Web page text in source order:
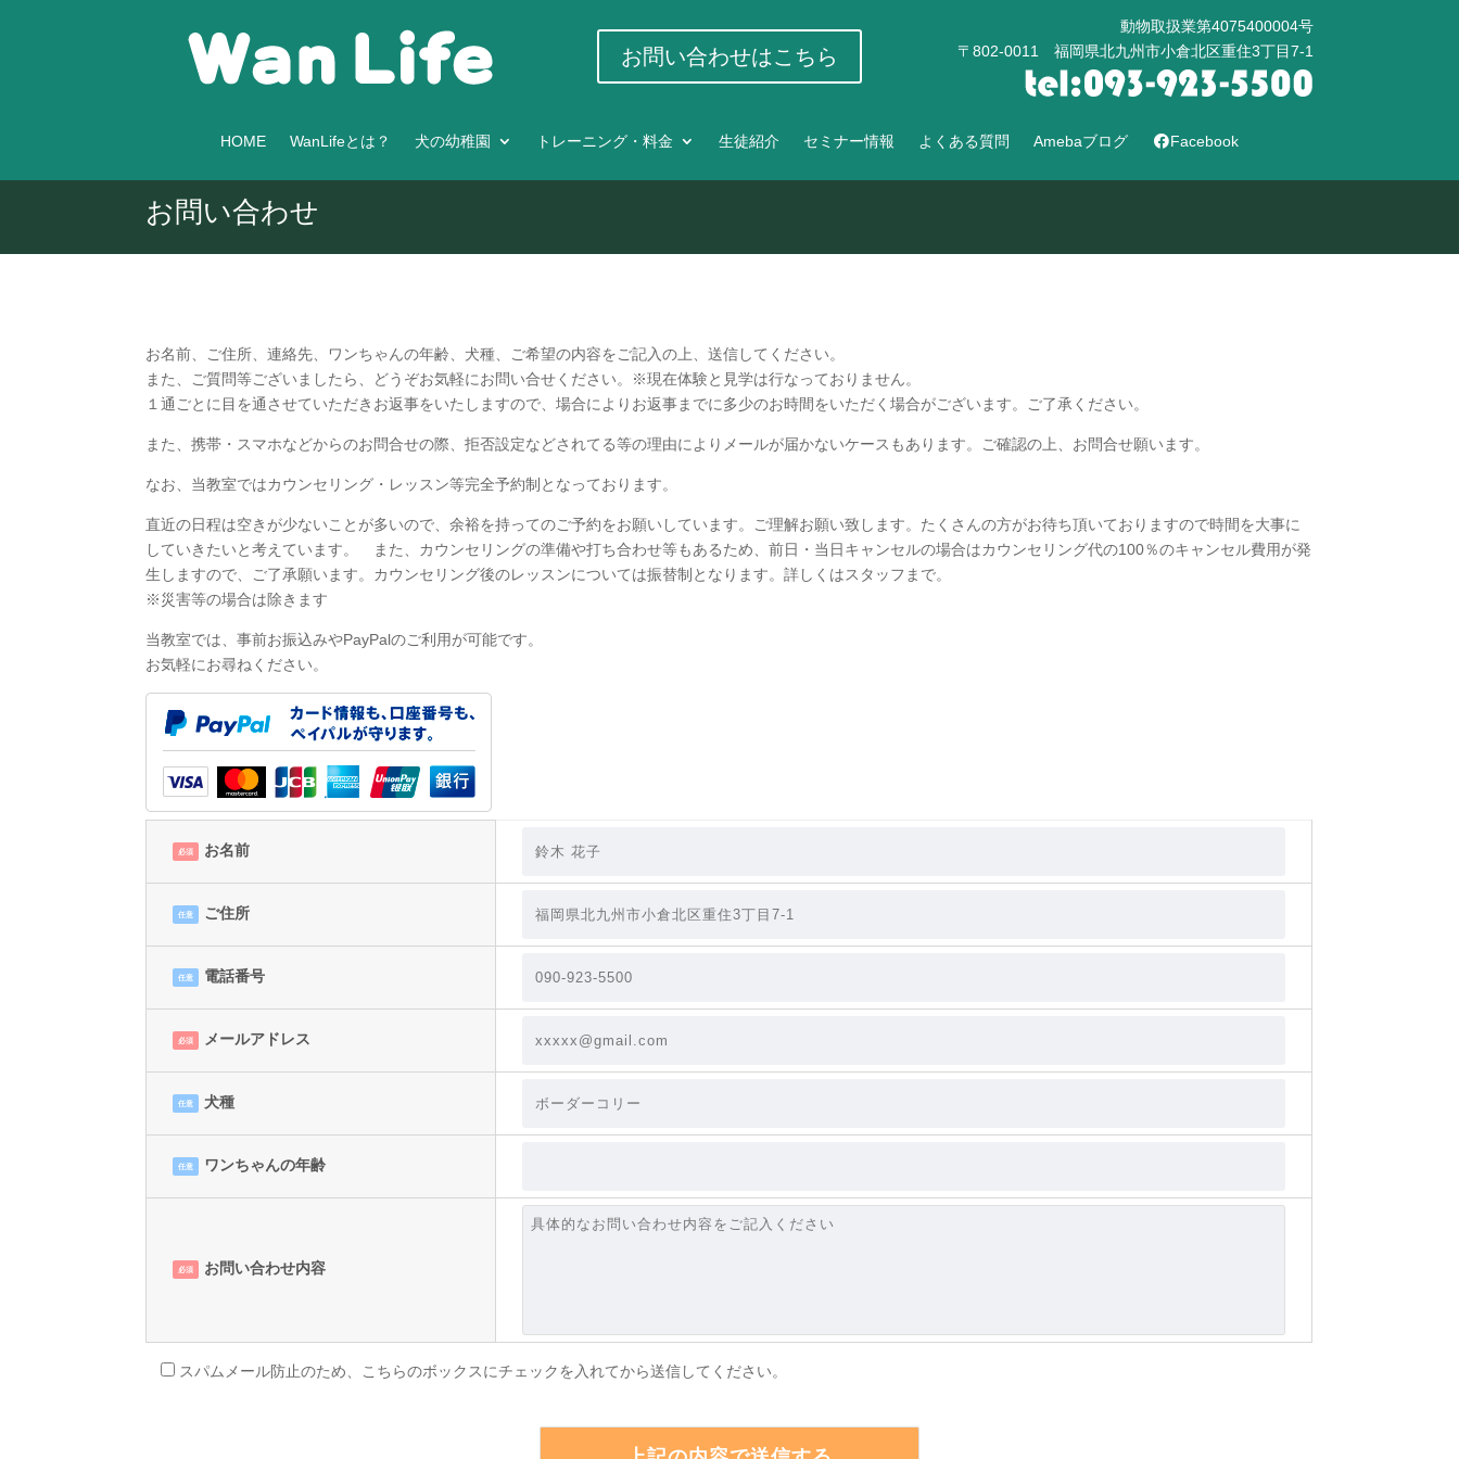
お問い合わせはこちら
動物取扱業第4075400004号
〒802-0011 福岡県北九州市小倉北区重住3丁目7-1
HOME WanLifeとは？ 犬の幼稚園 トレーニング・料金 生徒紹介 セミナー情報 よくある質問 Amebaブログ Facebook
お問い合わせ
お名前、ご住所、連絡先、ワンちゃんの年齢、犬種、ご希望の内容をご記入の上、送信してください。
また、ご質問等ございましたら、どうぞお気軽にお問い合せください。※現在体験と見学は行なっておりません。
１通ごとに目を通させていただきお返事をいたしますので、場合によりお返事までに多少のお時間をいただく場合がございます。ご了承ください。
また、携帯・スマホなどからのお問合せの際、拒否設定などされてる等の理由によりメールが届かないケースもあります。ご確認の上、お問合せ願います。
なお、当教室ではカウンセリング・レッスン等完全予約制となっております。
直近の日程は空きが少ないことが多いので、余裕を持ってのご予約をお願いしています。ご理解お願い致します。たくさんの方がお待ち頂いておりますので時間を大事に
していきたいと考えています。 また、カウンセリングの準備や打ち合わせ等もあるため、前日・当日キャンセルの場合はカウンセリング代の100％のキャンセル費用が発
生しますので、ご了承願います。カウンセリング後のレッスンについては振替制となります。詳しくはスタッフまで。
※災害等の場合は除きます
当教室では、事前お振込みやPayPalのご利用が可能です。
お気軽にお尋ねください。
必須 お名前
任意 ご住所
任意 電話番号
必須 メールアドレス
任意 犬種
任意 ワンちゃんの年齢
必須 お問い合わせ内容
スパムメール防止のため、こちらのボックスにチェックを入れてから送信してください。